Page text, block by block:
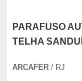
PARAFUSO
TELHA
ARCAFER / RJ